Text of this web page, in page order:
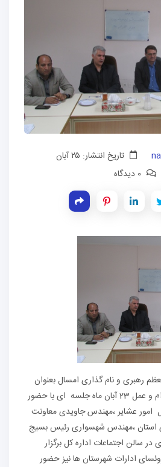
تاریخ انتشار: ۲۵ آبان
رهبری و نام گذاری امسال بعنوان
سال اقتصاد مقاومتی ،اقدام و عمل 23 آبان ماه جلسه ای با حضور
امور عشایر ،مهندس جاویدی معاونت
استان ،مهندس شهسواری رئیس بسیج
سالن اجتماعات اداره کل برگزار
ادارات شهرستان ها نیز حضور